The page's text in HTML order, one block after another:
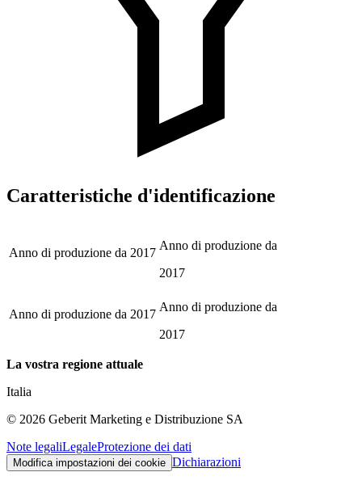
Caratteristiche d'identificazione
Anno di produzione da 2017
Anno di produzione da
2017
Anno di produzione da 2017
Anno di produzione da
2017
La vostra regione attuale
Italia
© 2026 Geberit Marketing e Distribuzione SA
Note legaliLegaleProtezione dei dati
Modifica impostazioni dei cookie Dichiarazioni